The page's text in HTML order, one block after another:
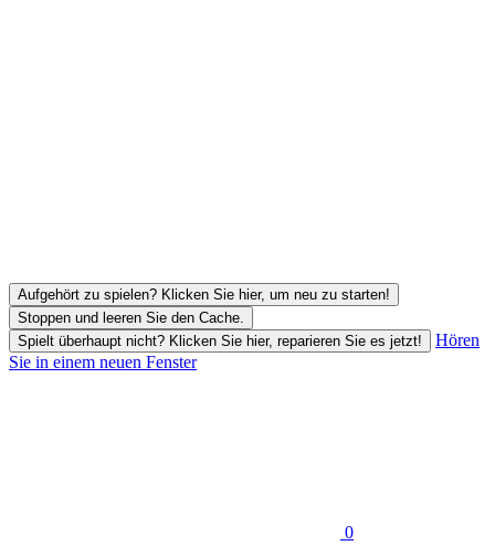
Aufgehört zu spielen? Klicken Sie hier, um neu zu starten!
Stoppen und leeren Sie den Cache.
Spielt überhaupt nicht? Klicken Sie hier, reparieren Sie es jetzt!
Hören
Sie in einem neuen Fenster
0